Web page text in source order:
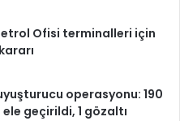
Ofisi terminalleri için
operasyonu: 190
geçirildi, 1 gözaltı